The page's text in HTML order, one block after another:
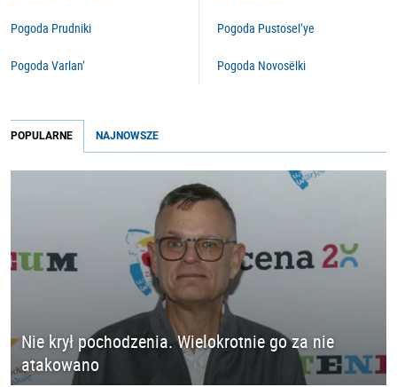
Pogoda Prudniki
Pogoda Varlan’
Pogoda Pustosel’ye
Pogoda Novosëlki
POPULARNE NAJNOWSZE
Nie krył pochodzenia. Wielokrotnie go za nie
atakowano